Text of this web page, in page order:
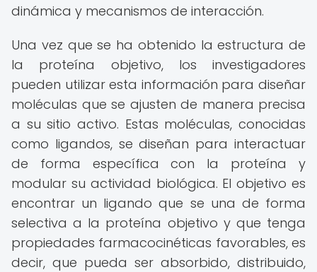
dinámica y mecanismos de interacción.
Una vez que se ha obtenido la estructura de
la proteína objetivo, los investigadores
pueden utilizar esta información para diseñar
moléculas que se ajusten de manera precisa
a su sitio activo. Estas moléculas, conocidas
como ligandos, se diseñan para interactuar
de forma específica con la proteína y
modular su actividad biológica. El objetivo es
encontrar un ligando que se una de forma
selectiva a la proteína objetivo y que tenga
propiedades farmacocinéticas favorables, es
decir, que pueda ser absorbido, distribuido,